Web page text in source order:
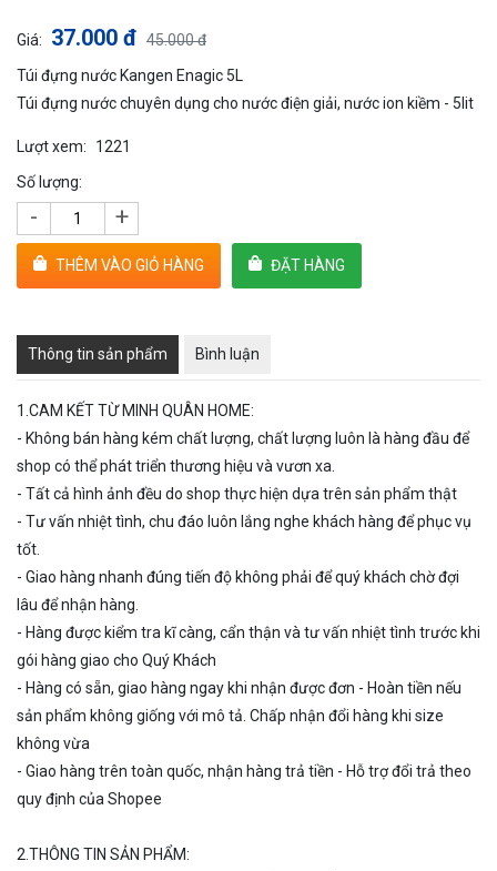
Giá: 37.000 đ 45.000 đ
Túi đựng nước Kangen Enagic 5L
Túi đựng nước chuyên dụng cho nước điện giải, nước ion kiềm - 5lit
Lượt xem:
1221
Số lượng:
- +
THÊM VÀO GIỎ HÀNG ĐẶT HÀNG
Thông tin sản phẩm Bình luận
1.CAM KẾT TỪ MINH QUÂN HOME:
- Không bán hàng kém chất lượng, chất lượng luôn là hàng đầu để
shop có thể phát triển thương hiệu và vươn xa.
- Tất cả hình ảnh đều do shop thực hiện dựa trên sản phẩm thật
- Tư vấn nhiệt tình, chu đáo luôn lắng nghe khách hàng để phục vụ
tốt.
- Giao hàng nhanh đúng tiến độ không phải để quý khách chờ đợi
lâu để nhận hàng.
- Hàng được kiểm tra kĩ càng, cẩn thận và tư vấn nhiệt tình trước khi
gói hàng giao cho Quý Khách
- Hàng có sẵn, giao hàng ngay khi nhận được đơn - Hoàn tiền nếu
sản phẩm không giống với mô tả. Chấp nhận đổi hàng khi size
không vừa
- Giao hàng trên toàn quốc, nhận hàng trả tiền - Hỗ trợ đổi trả theo
quy định của Shopee
2.THÔNG TIN SẢN PHẨM: